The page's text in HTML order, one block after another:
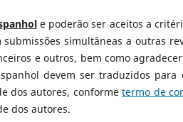
e poderão ser aceitos a
simultâneas a outras
e outros, bem como
devem ser traduzidos para
dos autores, conformetermo de
dos autores.